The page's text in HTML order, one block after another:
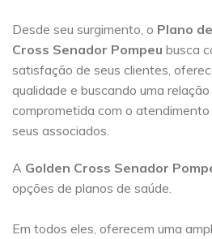
Desde seu surgimento, o Plano
Cross Senador Pompeu busca
satisfação de seus clientes,
qualidade e buscando uma
comprometida com o
seus associados.
A Golden Cross Senador
opções de planos de saúde.
Em todos eles, oferecem uma